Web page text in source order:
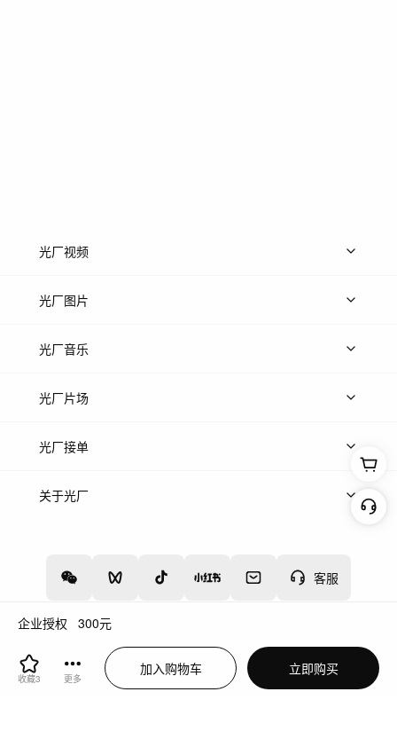
企业授权 300元
收藏3 更多
加入购物车 立即购买
客服
光厂视频
上传视频
光厂图片
上传图片
光厂音乐
热门音乐
光厂片场
上传案例
光厂接单
上架服务
关于光厂
增值电信业务经营许可证：川B2-20160192
蜀ICP备12020238号-4
川公网安备51019002000262
违法和不良信息举报中心